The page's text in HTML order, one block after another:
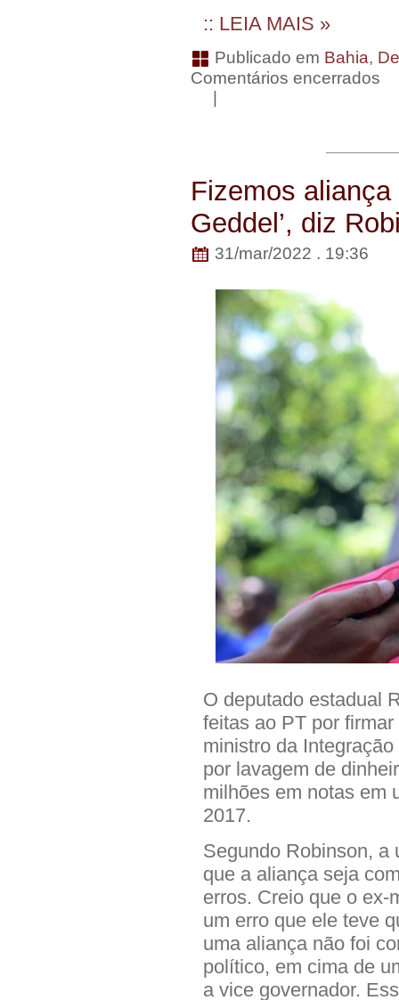
:: LEIA MAIS »
Publicado em Bahia,
Comentários encerrados
|
Fizemos
Geddel’, diz
31/mar/2022 . 19:36
O deputado estadual
feitas ao PT por
ministro da
por lavagem de
milhões em notas em
2017.
Segundo Robinson, a
que a aliança seja
erros. Creio que o ex-
um erro que ele teve
uma aliança não foi
político, em cima de
a vice governador.